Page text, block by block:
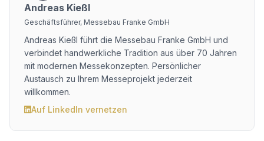
Andreas Kießl
Geschäftsführer, Messebau Franke GmbH
Andreas Kießl führt die Messebau Franke GmbH und
verbindet handwerkliche Tradition aus über 70 Jahren
mit modernen Messekonzepten. Persönlicher
Austausch zu Ihrem Messeprojekt jederzeit
willkommen.
Auf LinkedIn vernetzen